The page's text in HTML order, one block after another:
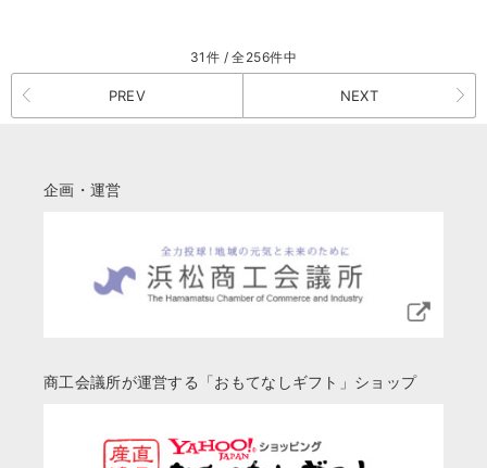
31件 / 全256件中
PREV NEXT
企画・運営
商工会議所が運営する「おもてなしギフト」ショップ